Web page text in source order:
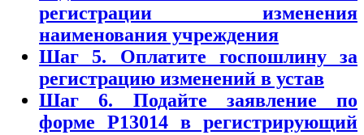
регистрации изменения
наименования учреждения
Шаг 5. Оплатите госпошлину за
регистрацию изменений в устав
Шаг 6. Подайте заявление по
форме Р13014 в регистрирующий